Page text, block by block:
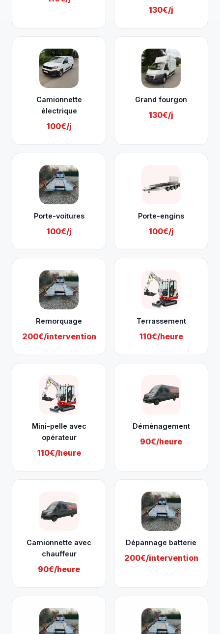
130€/j
Camionnette
électrique
100€/j
Grand fourgon
130€/j
Porte-voitures
100€/j
Porte-engins
100€/j
Remorquage
200€/intervention
Terrassement
110€/heure
Mini-pelle avec
opérateur
110€/heure
Déménagement
90€/heure
Camionnette avec
chauffeur
90€/heure
Dépannage batterie
200€/intervention